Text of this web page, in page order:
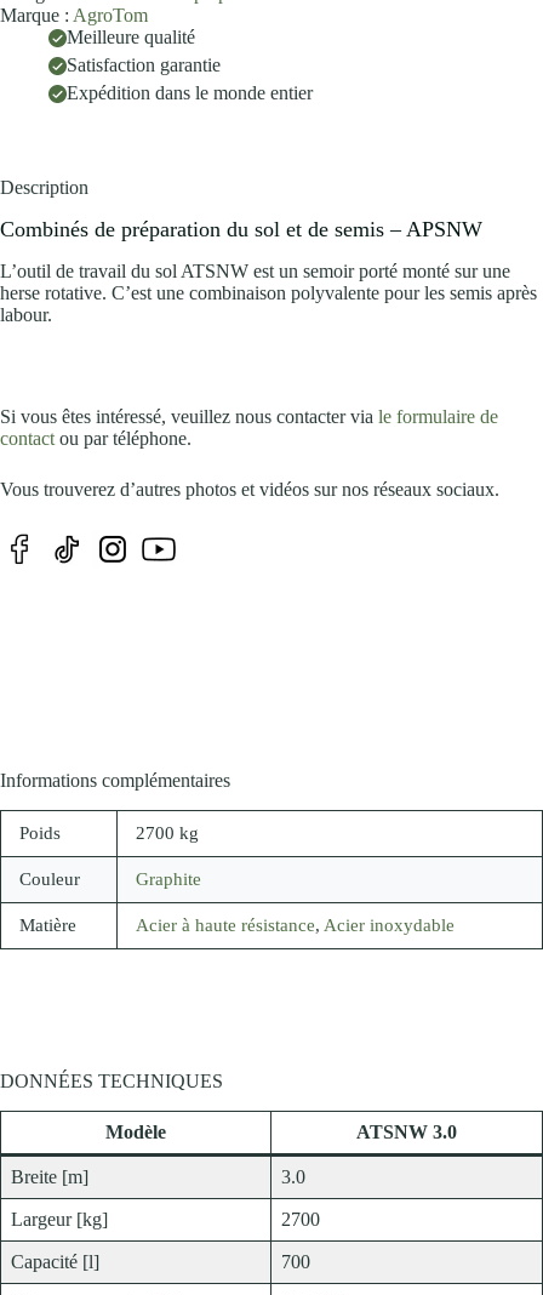
Marque : AgroTom
Meilleure qualité
Satisfaction garantie
Expédition dans le monde entier
Description
Combinés de préparation du sol et de semis – APSNW
L’outil de travail du sol ATSNW est un semoir porté monté sur une
herse rotative. C’est une combinaison polyvalente pour les semis après
labour.
Si vous êtes intéressé, veuillez nous contacter via le formulaire de
contact ou par téléphone.
Vous trouverez d’autres photos et vidéos sur nos réseaux sociaux.
Informations complémentaires
Poids 2700 kg
Couleur Graphite
Matière Acier à haute résistance, Acier inoxydable
DONNÉES TECHNIQUES
Modèle ATSNW 3.0
Breite [m] 3.0
Largeur [kg] 2700
Capacité [l] 700